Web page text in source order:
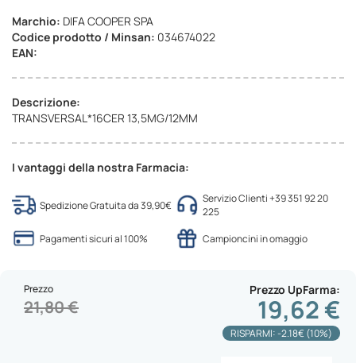
Marchio: DIFA COOPER SPA
Codice prodotto / Minsan: 034674022
EAN:
Descrizione:
TRANSVERSAL*16CER 13,5MG/12MM
I vantaggi della nostra Farmacia:
Spedizione Gratuita da 39,90€
Servizio Clienti +39 351 92 20
225
Pagamenti sicuri al 100%
Campioncini in omaggio
Prezzo UpFarma
19,62 €
Prezzo
21,80 €
RISPARMI: -2.18€ (10%)